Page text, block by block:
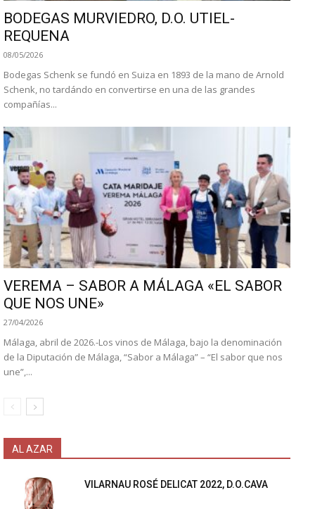
BODEGAS MURVIEDRO, D.O. UTIEL-
REQUENA
08/05/2026
Bodegas Schenk se fundó en Suiza en 1893 de la mano de Arnold
Schenk, no tardándo en convertirse en una de las grandes
compañías...
VEREMA – SABOR A MÁLAGA «EL SABOR
QUE NOS UNE»
27/04/2026
Málaga, abril de 2026.-Los vinos de Málaga, bajo la denominación
de la Diputación de Málaga, “Sabor a Málaga” – “El sabor que nos
une”,...
AL AZAR
VILARNAU ROSÉ DELICAT 2022, D.O.CAVA